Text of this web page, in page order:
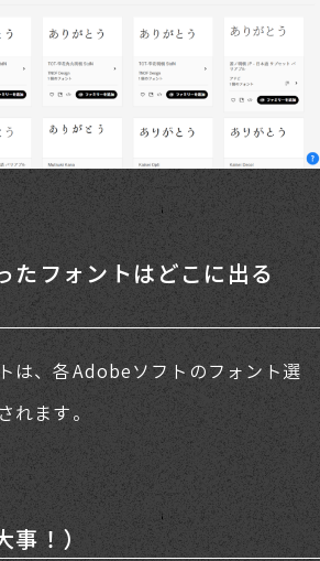
たフォントはどこに出る
は、各Adobeソフトのフォント選
れます。
！）